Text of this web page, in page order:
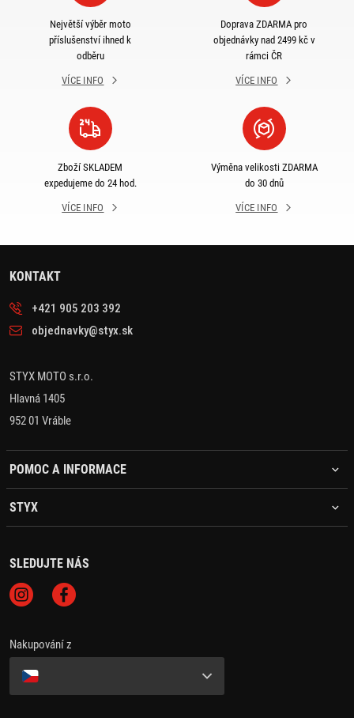
Největší výběr moto
příslušenství ihned k
odběru
VÍCE INFO
Doprava ZDARMA pro
objednávky nad 2499 kč v
rámci ČR
VÍCE INFO
Zboží SKLADEM
expedujeme do 24 hod.
VÍCE INFO
Výměna velikosti ZDARMA
do 30 dnů
VÍCE INFO
KONTAKT
+421 905 203 392
objednavky@styx.sk
STYX MOTO s.r.o.
Hlavná 1405
952 01 Vráble
POMOC A INFORMACE
STYX
SLEDUJTE NÁS
Nakupování z